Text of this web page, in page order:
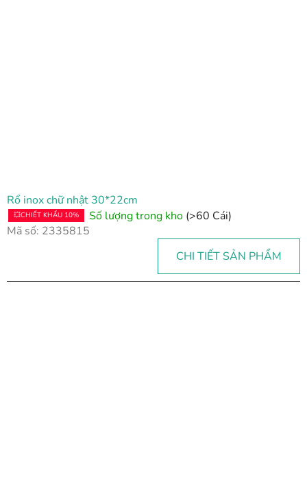
Rổ inox chữ nhật 30*22cm
💥CHIẾT KHẤU 10% Số lượng trong kho (>60 Cái)
Mã số: 2335815
CHI TIẾT SẢN PHẨM